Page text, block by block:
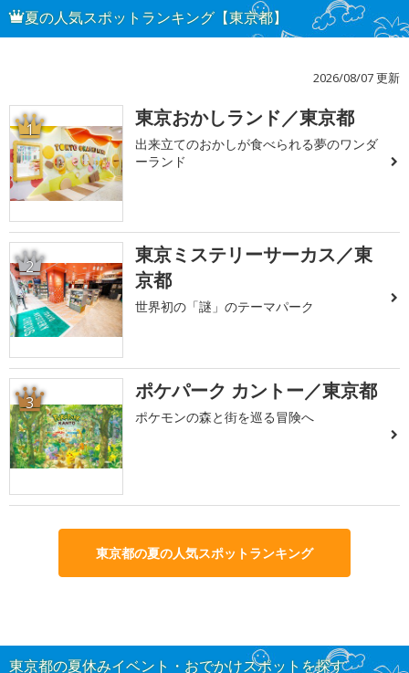
夏の人気スポットランキング【東京都】
2026/08/07 更新
1 東京おかしランド／東京都
出来立てのおかしが食べられる夢のワンダ
ーランド
2
東京ミステリーサーカス／東
京都
世界初の「謎」のテーマパーク
3 ポケパーク カントー／東京都
ポケモンの森と街を巡る冒険へ
東京都の夏の人気スポットランキング
東京都の夏休みイベント・おでかけスポットを探す